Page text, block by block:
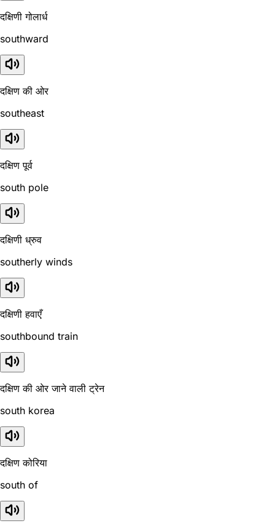
दक्षिणी गोलार्ध
southward
दक्षिण की ओर
southeast
दक्षिण पूर्व
south pole
दक्षिणी ध्रुव
southerly winds
दक्षिणी हवाएँ
southbound train
दक्षिण की ओर जाने वाली ट्रेन
south korea
दक्षिण कोरिया
south of